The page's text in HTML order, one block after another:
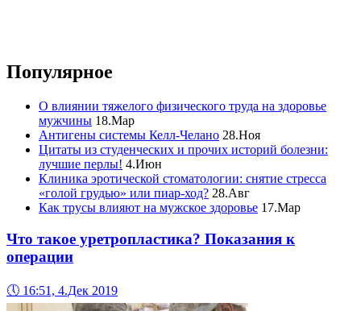
Популярное
О влиянии тяжелого физического труда на здоровье
мужчины 18.Мар
Антигены системы Келл-Челано 28.Ноя
Цитаты из студенческих и прочих историй болезни:
лучшие перлы! 4.Июн
Клиника эротической стоматологии: снятие стресса
«голой грудью» или пиар-ход? 28.Авг
Как трусы влияют на мужское здоровье 17.Мар
Что такое уретропластика? Показания к
операции
🕔 16:51, 4.Дек 2019